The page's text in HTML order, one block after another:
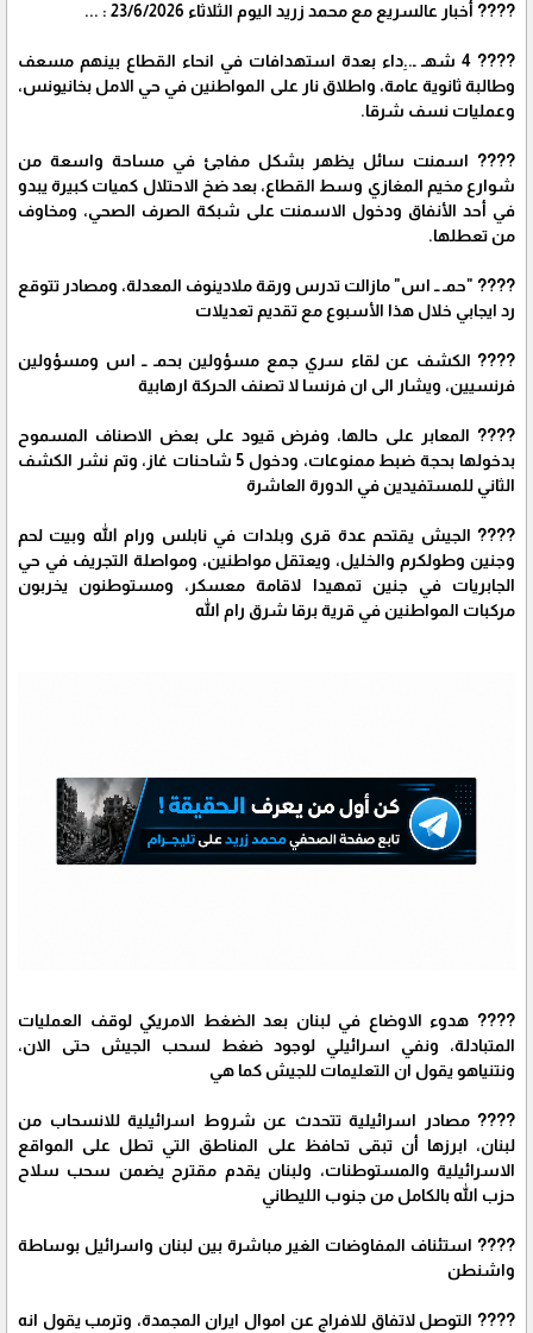
???? أخبار عالسريع مع محمد زريد اليوم الثلاثاء 23/6/2026 : ...
???? 4 شهـ ـ..ِداء بعدة استهدافات في انحاء القطاع بينهم مسعف
وطالبة ثانوية عامة، واطلاق نار على المواطنين في حي الامل بخانيونس،
وعمليات نسف شرقا.
???? اسمنت سائل يظهر بشكل مفاجئ في مساحة واسعة من
شوارع مخيم المغازي وسط القطاع، بعد ضخ الاحتلال كميات كبيرة يبدو
في أحد الأنفاق ودخول الاسمنت على شبكة الصرف الصحي، ومخاوف
من تعطلها.
???? "حمـ ــ اس" مازالت تدرس ورقة ملادينوف المعدلة، ومصادر تتوقع
رد ايجابي خلال هذا الأسبوع مع تقديم تعديلات
???? الكشف عن لقاء سري جمع مسؤولين بحمـ ــ اس ومسؤولين
فرنسيين، ويشار الى ان فرنسا لا تصنف الحركة ارهابية
???? المعابر على حالها، وفرض قيود على بعض الاصناف المسموح
بدخولها بحجة ضبط ممنوعات، ودخول 5 شاحنات غاز، وتم نشر الكشف
الثاني للمستفيدين في الدورة العاشرة
???? الجيش يقتحم عدة قرى وبلدات في نابلس ورام الله وبيت لحم
وجنين وطولكرم والخليل، ويعتقل مواطنين، ومواصلة التجريف في حي
الجابريات في جنين تمهيدا لاقامة معسكر، ومستوطنون يخربون
مركبات المواطنين في قرية برقا شرق رام الله
???? هدوء الاوضاع في لبنان بعد الضغط الامريكي لوقف العمليات
المتبادلة، ونفي اسرائيلي لوجود ضغط لسحب الجيش حتى الان،
ونتنياهو يقول ان التعليمات للجيش كما هي
???? مصادر اسرائيلية تتحدث عن شروط اسرائيلية للانسحاب من
لبنان، ابرزها أن تبقى تحافظ على المناطق التي تطل على المواقع
الاسرائيلية والمستوطنات، ولبنان يقدم مقترح يضمن سحب سلاح
حزب الله بالكامل من جنوب الليطاني
???? استئناف المفاوضات الغير مباشرة بين لبنان واسرائيل بوساطة
واشنطن
???? التوصل لاتفاق للافراج عن اموال ايران المجمدة، وترمب يقول انه